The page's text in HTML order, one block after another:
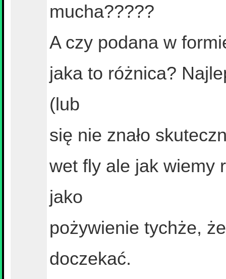
mucha?????
A czy podana w
jaka to różnica?
(lub
się nie znało
wet fly ale jak wiemy
jako
pożywienie tychże,
doczekać.